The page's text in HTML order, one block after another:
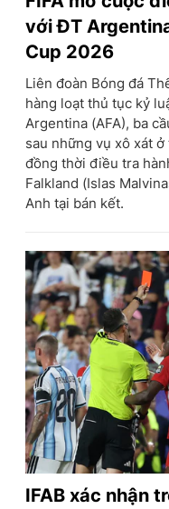
với ĐT
Cup 2026
Liên đoàn Bóng đá
hàng loạt thủ tục kỷ
Argentina (AFA), ba
sau những vụ xô xát
đồng thời điều tra
Falkland (Islas
Anh tại bán kết.
IFAB xác nhận